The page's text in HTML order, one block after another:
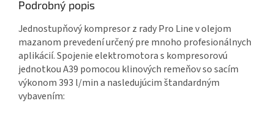
Podrobný popis
Jednostupňový kompresor z rady Pro Line v olejom
mazanom prevedení určený pre mnoho profesionálnych
aplikácií. Spojenie elektromotora s kompresorovú
jednotkou A39 pomocou klinových remeňov so sacím
výkonom 393 l/min a nasledujúcim štandardným
vybavením: